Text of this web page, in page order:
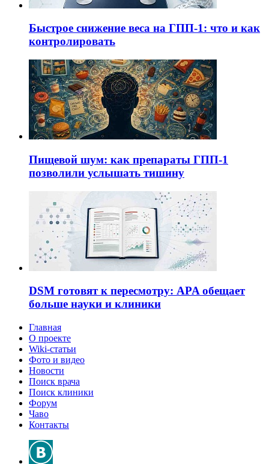
Быстрое снижение веса на ГПП-1: что и как
контролировать
Пищевой шум: как препараты ГПП-1
позволили услышать тишину
DSM готовят к пересмотру: APA обещает
больше науки и клиники
Главная
О проекте
Wiki-статьи
Фото и видео
Новости
Поиск врача
Поиск клиники
Форум
Чаво
Контакты